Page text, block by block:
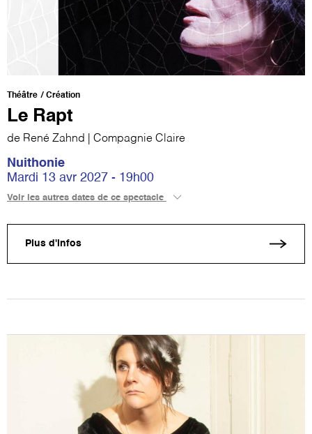
Théâtre Création
Le Rapt
de René Zahnd | Compagnie Claire
Nuithonie
Mardi 13 avr 2027 - 19h00
Voir les autres dates de ce spectacle
Plus d'infos